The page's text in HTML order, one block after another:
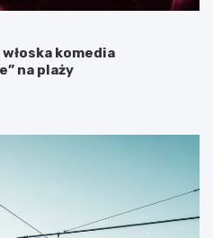
komedia
na plaży